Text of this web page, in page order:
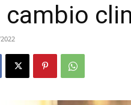
cambio